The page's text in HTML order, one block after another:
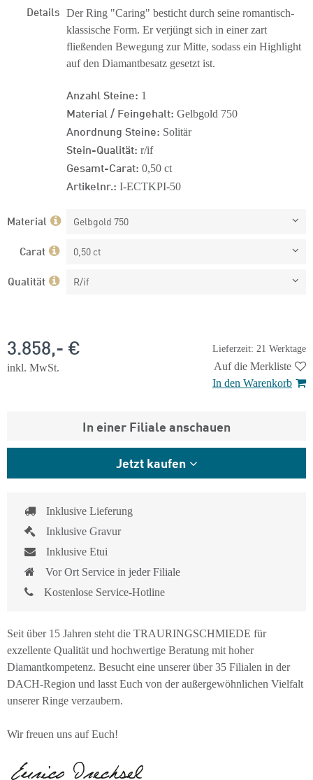
Details Der Ring "Caring" besticht durch seine romantisch-
klassische Form. Er verjüngt sich in einer zart
fließenden Bewegung zur Mitte, sodass ein Highlight
auf den Diamantbesatz gesetzt ist.
Anzahl Steine: 1
Material / Feingehalt: Gelbgold 750
Anordnung Steine: Solitär
Stein-Qualität: r/if
Gesamt-Carat: 0,50 ct
Artikelnr.: I-ECTKPI-50
Material Gelbgold 750
Carat 0,50 ct
Qualität R/if
Lieferzeit: 21 Werktage
3.858,- €
inkl. MwSt.
Auf die Merkliste
In den Warenkorb
In einer Filiale anschauen
Jetzt kaufen
Inklusive Lieferung
Inklusive Gravur
Inklusive Etui
Vor Ort Service in jeder Filiale
Kostenlose Service-Hotline
Seit über 15 Jahren steht die TRAURINGSCHMIEDE für
exzellente Qualität und hochwertige Beratung mit hoher
Diamantkompetenz. Besucht eine unserer über 35 Filialen in der
DACH-Region und lasst Euch von der außergewöhnlichen Vielfalt
unserer Ringe verzaubern.
Wir freuen uns auf Euch!